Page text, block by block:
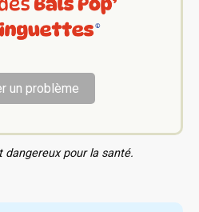
un problème
dangereux pour la santé.